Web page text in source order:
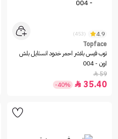
4.9
(453)
Topface
توب فيس بلاشر احمر خدود انستايل بلش
اون - 004
59

35.40

-40%